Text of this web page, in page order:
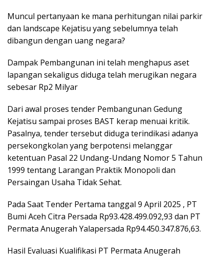
Muncul pertanyaan ke mana perhitungan nilai parkir
dan landscape Kejatisu yang sebelumnya telah
dibangun dengan uang negara?
Dampak Pembangunan ini telah menghapus aset
lapangan sekaligus diduga telah merugikan negara
sebesar Rp2 Milyar
Dari awal proses tender Pembangunan Gedung
Kejatisu sampai proses BAST kerap menuai kritik.
Pasalnya, tender tersebut diduga terindikasi adanya
persekongkolan yang berpotensi melanggar
ketentuan Pasal 22 Undang-Undang Nomor 5 Tahun
1999 tentang Larangan Praktik Monopoli dan
Persaingan Usaha Tidak Sehat.
Pada Saat Tender Pertama tanggal 9 April 2025 , PT
Bumi Aceh Citra Persada Rp93.428.499.092,93 dan PT
Permata Anugerah Yalapersada Rp94.450.347.876,63.
Hasil Evaluasi Kualifikasi PT Permata Anugerah